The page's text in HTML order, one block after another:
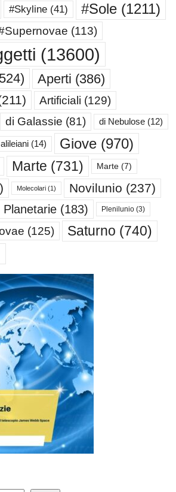
#Skyline (41) #Sole (1211)
(113)
(13600)
Aperti (386)
Artificiali (129)
di Galassie (81) di Nebulose (12)
(14) Giove (970)
Marte (731) Marte (7)
Molecolari (1) Novilunio (237)
Planetarie (183) Plenilunio (3)
(125) Saturno (740)